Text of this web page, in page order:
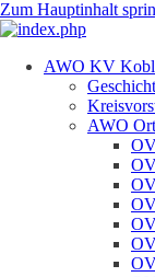
Zum Hauptinhalt
AWO KV
AWO